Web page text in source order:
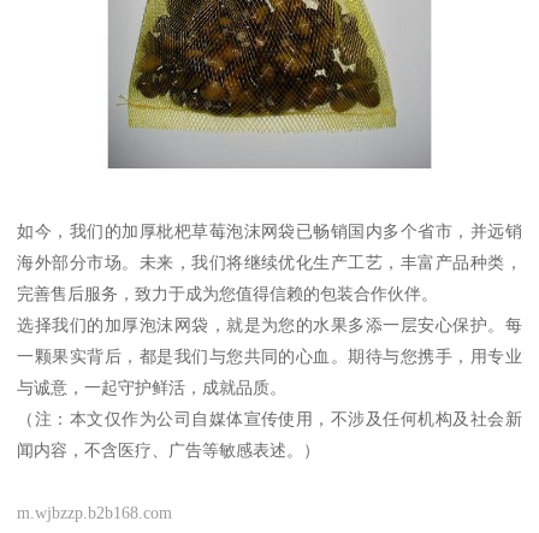
如今，我们的加厚枇杷草莓泡沫网袋已畅销国内多个省市，并远销
海外部分市场。未来，我们将继续优化生产工艺，丰富产品种类，
完善售后服务，致力于成为您值得信赖的包装合作伙伴。
选择我们的加厚泡沫网袋，就是为您的水果多添一层安心保护。每
一颗果实背后，都是我们与您共同的心血。期待与您携手，用专业
与诚意，一起守护鲜活，成就品质。
（注：本文仅作为公司自媒体宣传使用，不涉及任何机构及社会新
闻内容，不含医疗、广告等敏感表述。）
m.wjbzzp.b2b168.com